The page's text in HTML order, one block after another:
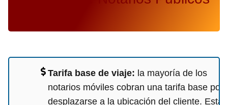
Tarifa base de viaje: la mayoría de los
notarios móviles cobran una tarifa base por
desplazarse a la ubicación del cliente. Esta